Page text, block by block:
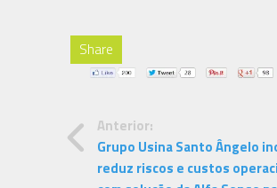
Share
Anterior:
Grupo Usina Santo Ângelo
reduz riscos e custos